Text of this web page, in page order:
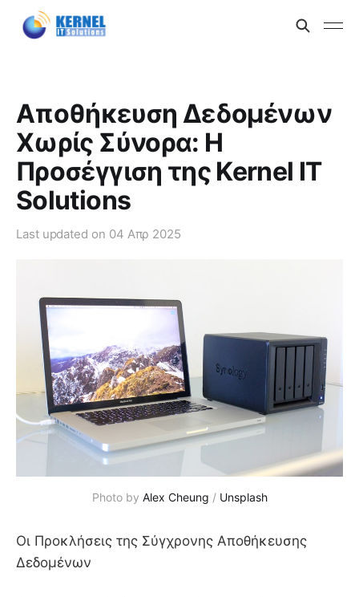
Αποθήκευση Δεδομένων
Χωρίς Σύνορα: Η
Προσέγγιση της Kernel IT
Solutions
Last updated on 04 Απρ 2025
Photo by Alex Cheung / Unsplash
Οι Προκλήσεις της Σύγχρονης Αποθήκευσης
Δεδομένων